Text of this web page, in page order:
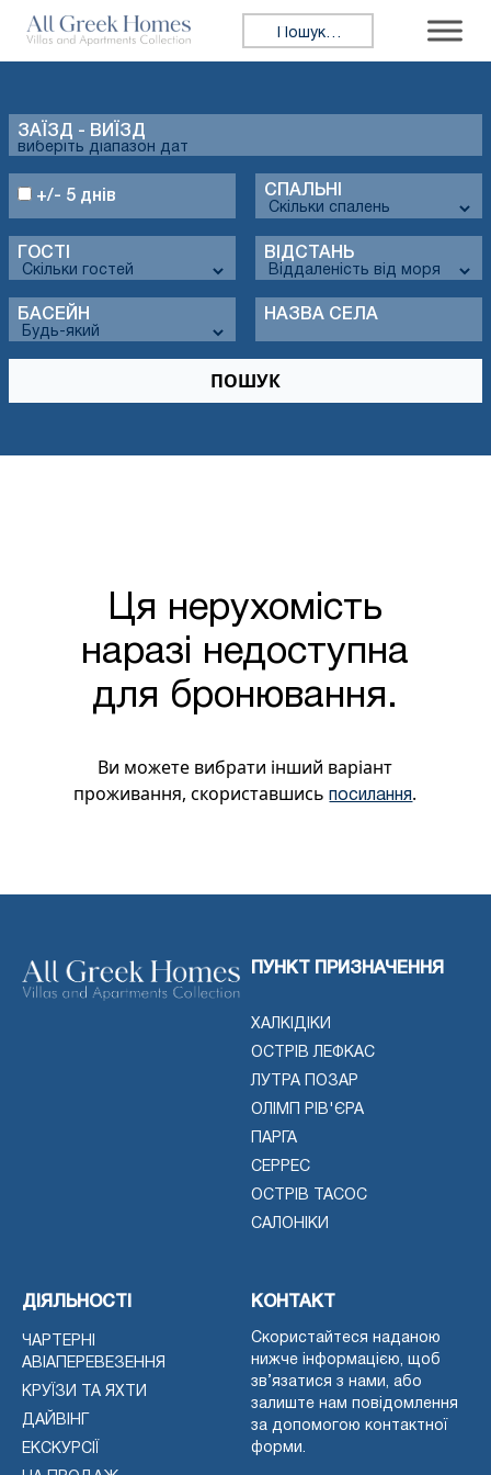
Пошук:
ЗАЇЗД - ВИЇЗД
СПАЛЬНІ
ГОСТІ ВІДСТАНЬ
+/- 5 днів
БАСЕЙН НАЗВА СЕЛА
Ця нерухомість
наразі недоступна
для бронювання.
Ви можете вибрати інший варіант
проживання, скориставшисьпосилання .
ПУНКТ ПРИЗНАЧЕННЯ
ХАЛКІДІКИ
ОСТРІВ ЛЕФКАС
ЛУТРА ПОЗАР
ОЛІМП РІВ'ЄРА
ПАРГА
СЕРРЕС
ОСТРІВ ТАСОС
САЛОНІКИ
ДІЯЛЬНОСТІ
ЧАРТЕРНІ
АВІАПЕРЕВЕЗЕННЯ
КРУЇЗИ ТА ЯХТИ
ДАЙВІНГ
ЕКСКУРСІЇ
КОНТАКТ
Скористайтеся наданою
нижче інформацією, щоб
зв’язатися з нами, або
залиште нам повідомлення
за допомогою контактної
форми.